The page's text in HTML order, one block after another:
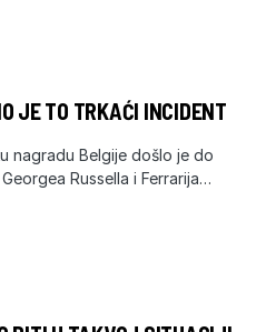
JE TO TRKAĆI INCIDENT
nagradu Belgije došlo je do
Russella i Ferrarija…